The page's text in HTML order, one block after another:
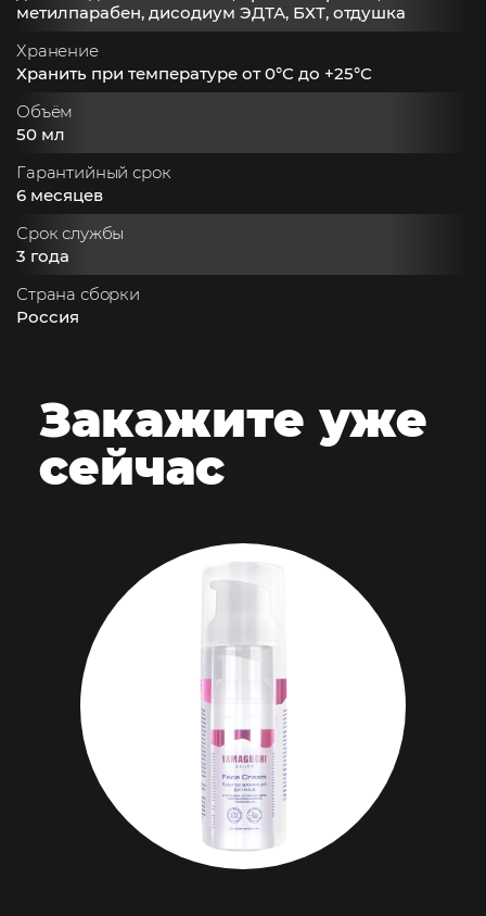
метилпарабен, дисодиум ЭДТА, БХТ, отдушка
Хранение
Хранить при температуре от 0°С до +25°С
Объём
50 мл
Гарантийный срок
6 месяцев
Срок службы
3 года
Страна сборки
Россия
Закажите уже
сейчас